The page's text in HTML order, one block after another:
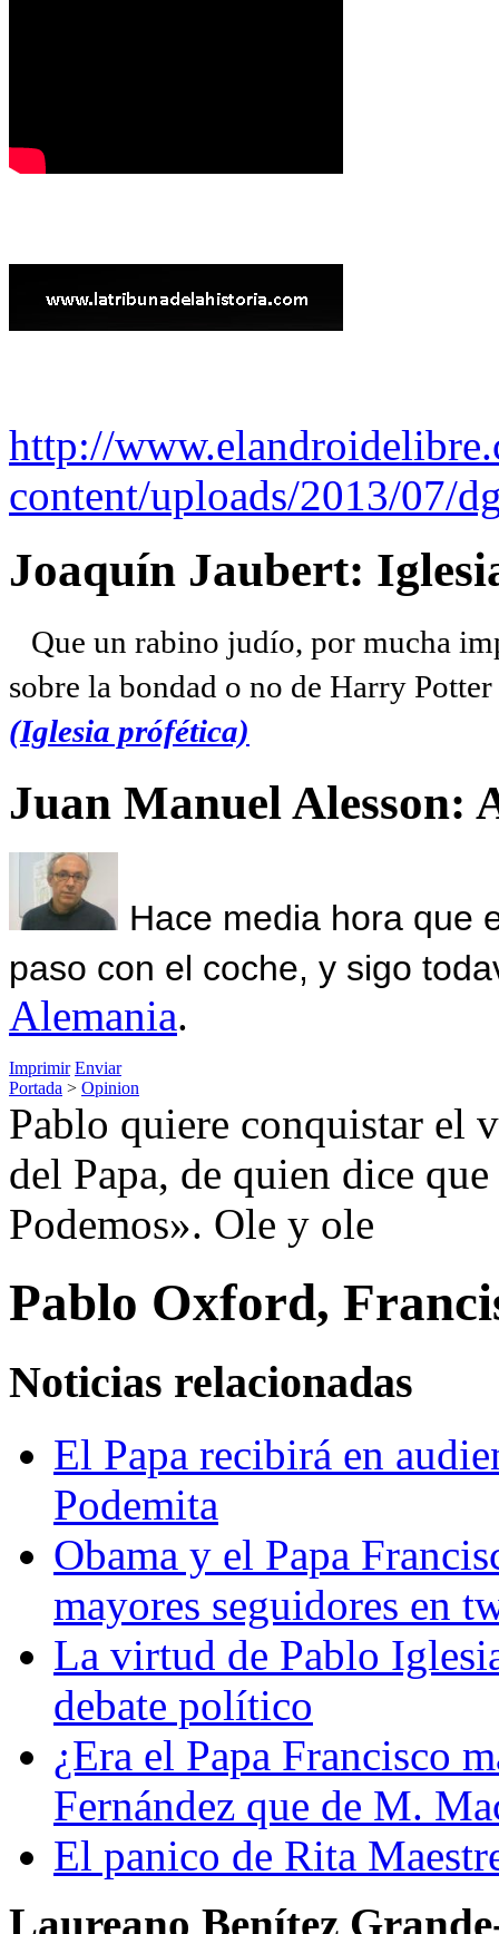
http://
content/uploads/2013/07/
Joaquín Jaubert:
Que un rabino judío, por mucha
sobre la bondad o no de Harry
(Iglesia prófética)
Juan Manuel Alesson:
Hace media hora que
paso con el coche, y sigo
Alemania.
Imprimir Enviar
Portada > Opinion
Pablo quiere conquistar el
del Papa, de quien dice
Podemos». Ole y ole
Pablo Oxford,
Noticias relacionadas
El Papa recibirá en
Podemita
Obama y el Papa
mayores seguidores en
La virtud de Pablo
debate político
¿Era el Papa Francisco
Fernández que de M.
El panico de Rita
Laureano Benítez